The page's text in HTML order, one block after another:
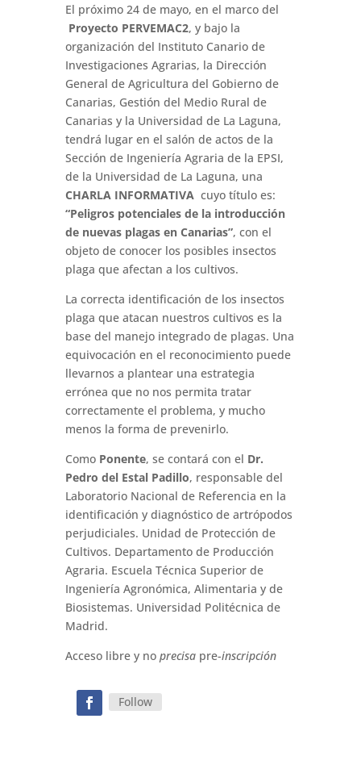
El próximo 24 de mayo, en el marco del
Proyecto PERVEMAC2, y bajo la
organización del Instituto Canario de
Investigaciones Agrarias, la Dirección
General de Agricultura del Gobierno de
Canarias, Gestión del Medio Rural de
Canarias y la Universidad de La Laguna,
tendrá lugar en el salón de actos de la
Sección de Ingeniería Agraria de la EPSI,
de la Universidad de La Laguna, una
CHARLA INFORMATIVAcuyo título es:
“Peligros potenciales de la introducción
de nuevas plagas en Canarias”, con el
objeto de conocer los posibles insectos
plaga que afectan a los cultivos.
La correcta identificación de los insectos
plaga que atacan nuestros cultivos es la
base del manejo integrado de plagas. Una
equivocación en el reconocimiento puede
llevarnos a plantear una estrategia
errónea que no nos permita tratar
correctamente el problema, y mucho
menos la forma de prevenirlo.
Como Ponente, se contará con el Dr.
Pedro del Estal Padillo, responsable del
Laboratorio Nacional de Referencia en la
identificación y diagnóstico de artrópodos
perjudiciales. Unidad de Protección de
Cultivos. Departamento de Producción
Agraria. Escuela Técnica Superior de
Ingeniería Agronómica, Alimentaria y de
Biosistemas. Universidad Politécnica de
Madrid.
Acceso libre y no precisapre-inscripción
Follow